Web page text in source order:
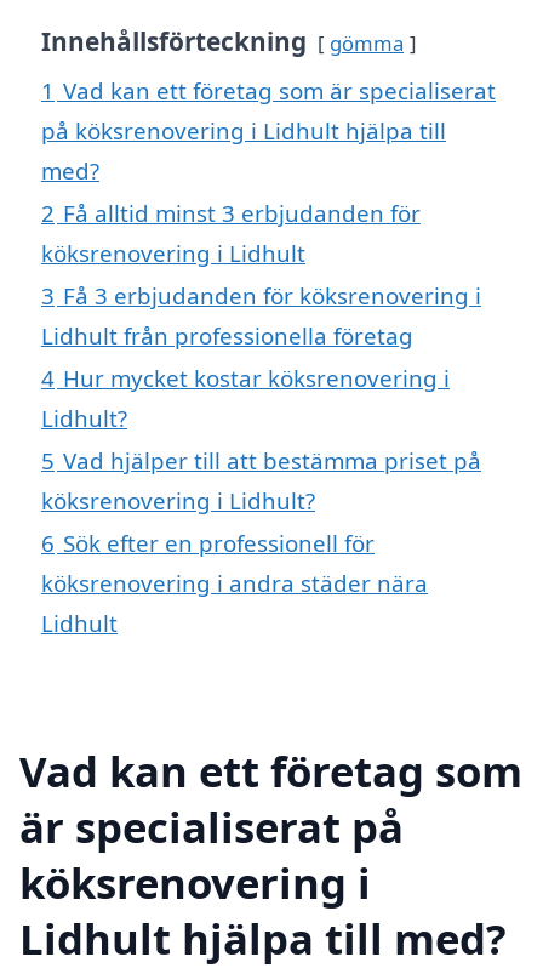
Innehållsförteckning gömma
1 Vad kan ett företag som är specialiserat
på köksrenovering i Lidhult hjälpa till
med?
2 Få alltid minst 3 erbjudanden för
köksrenovering i Lidhult
3 Få 3 erbjudanden för köksrenovering i
Lidhult från professionella företag
4 Hur mycket kostar köksrenovering i
Lidhult?
5 Vad hjälper till att bestämma priset på
köksrenovering i Lidhult?
6 Sök efter en professionell för
köksrenovering i andra städer nära
Lidhult
Vad kan ett företag som
är specialiserat på
köksrenovering i
Lidhult hjälpa till med?